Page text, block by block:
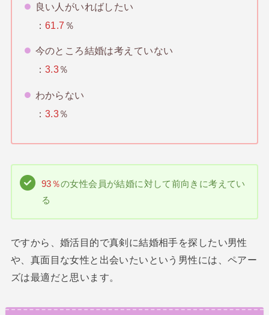
良い人がいればしたい
：61.7 ％
今のところ結婚は考えていない
：3.3％
わからない
：3.3％
93％の女性会員が結婚に対して前向きに考えてい
る
ですから、婚活目的で真剣に結婚相手を探したい男性
や、真面目な女性と出会いたいという男性には、ペアー
ズは最適だと思います。